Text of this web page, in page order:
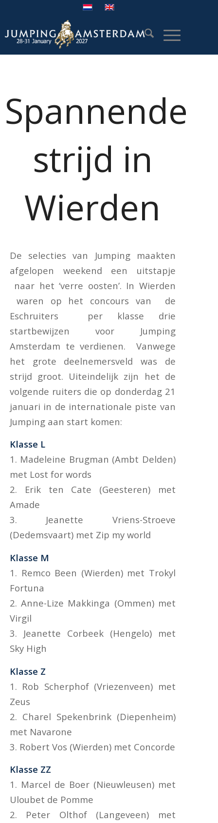
Spannende
strijd in
Wierden
De selecties van Jumping maakten
afgelopen weekend een uitstapje
naar het ‘verre oosten’. In Wierden
waren op het concours van de
Eschruiters per klasse drie
startbewijzen voor Jumping
Amsterdam te verdienen. Vanwege
het grote deelnemersveld was de
strijd groot. Uiteindelijk zijn het de
volgende ruiters die op donderdag 21
januari in de internationale piste van
Jumping aan start komen:
Klasse L
1. Madeleine Brugman (Ambt Delden)
met Lost for words
2. Erik ten Cate (Geesteren) met
Amade
3. Jeanette Vriens-Stroeve
(Dedemsvaart) met Zip my world
Klasse M
1. Remco Been (Wierden) met Trokyl
Fortuna
2. Anne-Lize Makkinga (Ommen) met
Virgil
3. Jeanette Corbeek (Hengelo) met
Sky High
Klasse Z
1. Rob Scherphof (Vriezenveen) met
Zeus
2. Charel Spekenbrink (Diepenheim)
met Navarone
3. Robert Vos (Wierden) met Concorde
Klasse ZZ
1. Marcel de Boer (Nieuwleusen) met
Uloubet de Pomme
2. Peter Olthof (Langeveen) met